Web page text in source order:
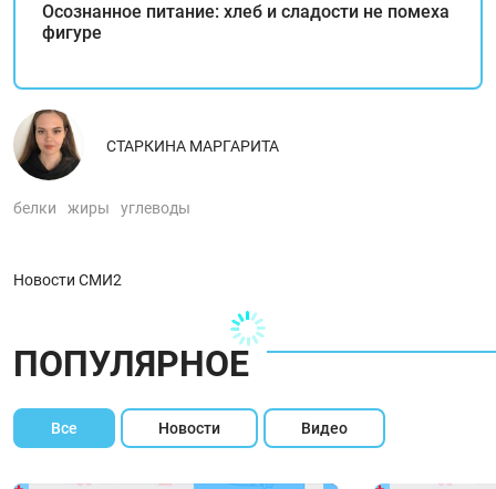
Осознанное питание: хлеб и сладости не помеха
фигуре
СТАРКИНА МАРГАРИТА
белки жиры углеводы
Новости СМИ2
ПОПУЛЯРНОЕ
Все Новости Видео